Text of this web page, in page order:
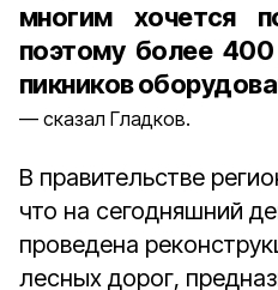
многим хочется
поэтому более
пикников
сказал Гладков.
В правительстве
что на сегодняшний
проведена
лесных дорог,